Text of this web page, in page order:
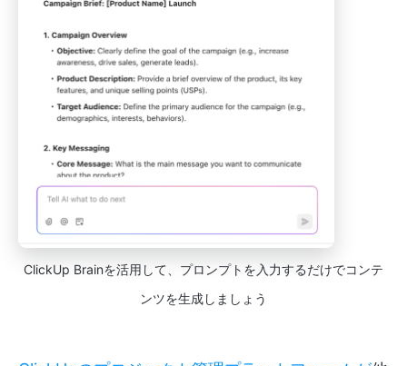
ClickUp Brainを活用して、プロンプトを入力するだけでコンテ
ンツを生成しましょう